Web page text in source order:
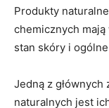
‍Produkty‌
chemicznych ‍mają
stan skóry i
Jedną z‍
naturalnych jest